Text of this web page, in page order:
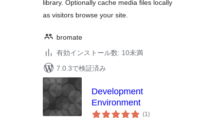
library. Optionally cache media files locally
as visitors browse your site.
bromate
有効インストール数: 10未満
7.0.3で検証済み
Development
Environment
(1個)